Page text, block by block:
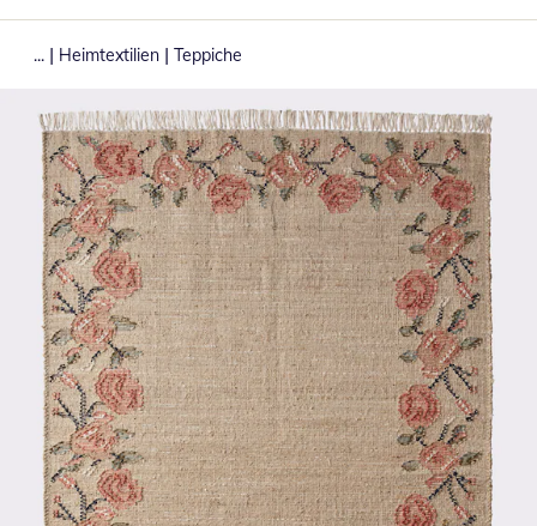
... | Heimtextilien | Teppiche